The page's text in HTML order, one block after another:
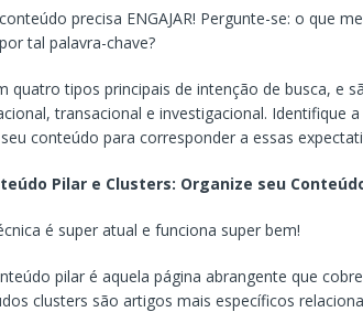
precisa ENGAJAR! Pergunte-se: o que
tal palavra-chave?
quatro tipos principais de intenção de busca, e
transacional e investigacional. Identifique
conteúdo para corresponder a essas
Pilar e Clusters: Organize seu
é super atual e funciona super bem!
pilar é aquela página abrangente que
clusters são artigos mais específicos